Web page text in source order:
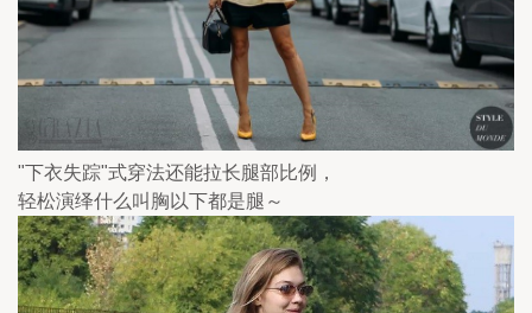
"下衣失踪"式穿法还能拉长腿部比例，
轻松演绎什么叫胸以下都是腿～